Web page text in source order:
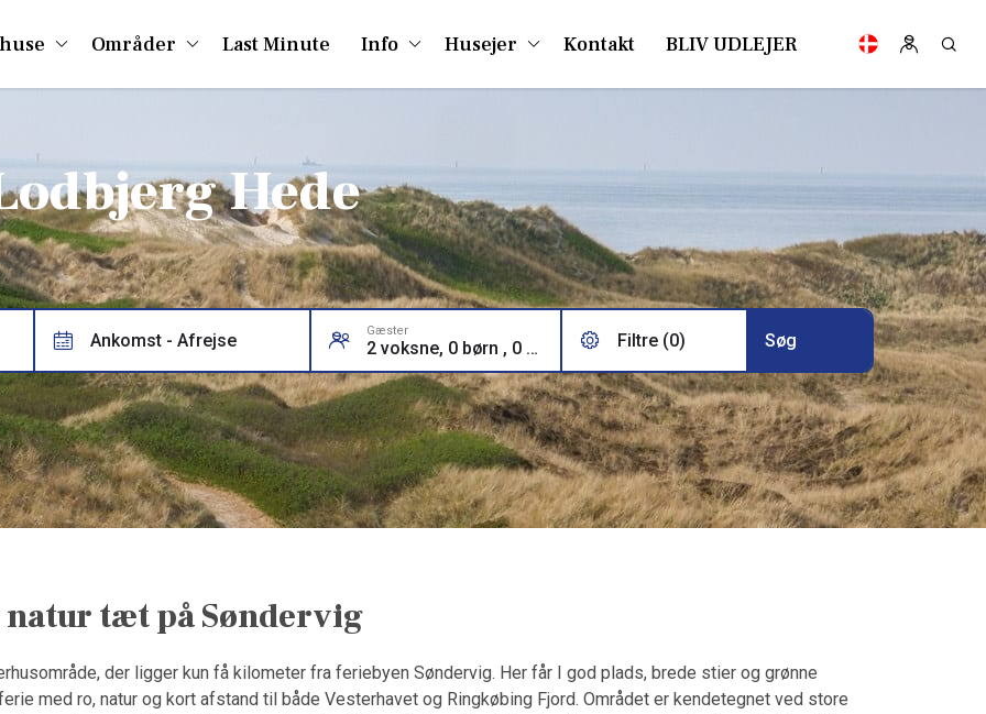
Områder Last Minute Info Husejer Kontakt BLIV UDLEJER
Hede
Ankomst - Afrejse Gæster
2 voksne, 0 børn , 0 husdyr Filtre (0)
natur tæt på Søndervig
der ligger kun få kilometer fra feriebyen Søndervig. Her får I god plads, brede stier og grønne
med ro, natur og kort afstand til både Vesterhavet og Ringkøbing Fjord. Området er kendetegnet ved store